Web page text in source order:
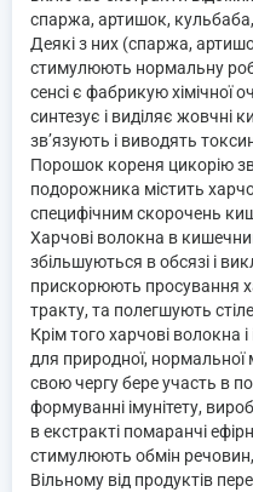
спаржа, артишок,
Деякі з них (спаржа,
стимулюють нормальну
сенсі є фабрикую хімічної
синтезує і виділяє жовчні
зв’язують і виводять
Порошок кореня цикорію
подорожника містить
специфічним скорочень
Харчові волокна в
збільшуються в обсязі і
прискорюють просування
тракту, та полегшують
Крім того харчові волокна
для природної,
свою чергу бере участь в
формуванні імунітету,
в екстракті помаранчі
стимулюють обмін
Вільному від продуктів